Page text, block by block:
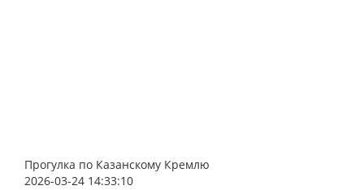
Прогулка по Казанскому Кремлю
2026-03-24 14:33:10